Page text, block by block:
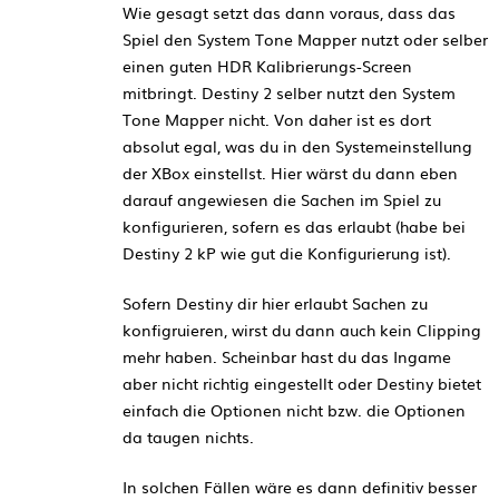
Wie gesagt setzt das dann voraus, dass das
Spiel den System Tone Mapper nutzt oder selber
einen guten HDR Kalibrierungs-Screen
mitbringt. Destiny 2 selber nutzt den System
Tone Mapper nicht. Von daher ist es dort
absolut egal, was du in den Systemeinstellung
der XBox einstellst. Hier wärst du dann eben
darauf angewiesen die Sachen im Spiel zu
konfigurieren, sofern es das erlaubt (habe bei
Destiny 2 kP wie gut die Konfigurierung ist).
Sofern Destiny dir hier erlaubt Sachen zu
konfigruieren, wirst du dann auch kein Clipping
mehr haben. Scheinbar hast du das Ingame
aber nicht richtig eingestellt oder Destiny bietet
einfach die Optionen nicht bzw. die Optionen
da taugen nichts.
In solchen Fällen wäre es dann definitiv besser